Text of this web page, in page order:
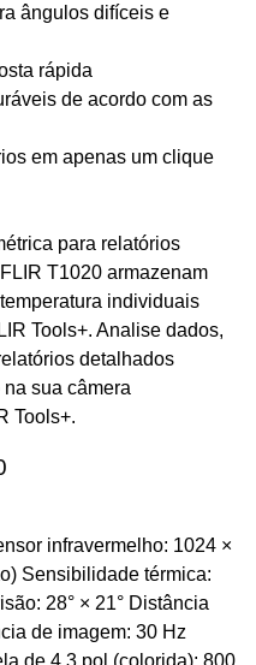
ângulos difíceis e
rápida
de acordo com as
em apenas um clique
para relatórios
T1020 armazenam
individuais
Tools+. Analise dados,
detalhados
sua câmera
Tools+.
infravermelho: 1024 ×
Sensibilidade térmica:
28° × 21° Distância
de imagem: 30 Hz